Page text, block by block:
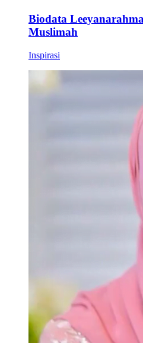
Biodata
Muslimah
Inspirasi